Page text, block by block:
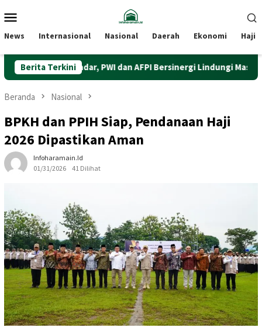
ke
Mobile
News Internasional Nasional Daerah Ekonomi Haji
Berita Terkini
Pindar, PWI dan AFPI Bersinergi Lindungi Masyarakat
Beranda Nasional
BPKH dan PPIH Siap, Pendanaan Haji
2026 Dipastikan Aman
Infoharamain.id
01/31/2026
41 Dilihat